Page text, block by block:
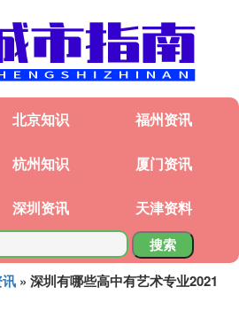
北京知识 福州资讯
杭州知识 厦门资讯
深圳资讯 天津资料
搜索
» 深圳有哪些高中有艺术专业2021